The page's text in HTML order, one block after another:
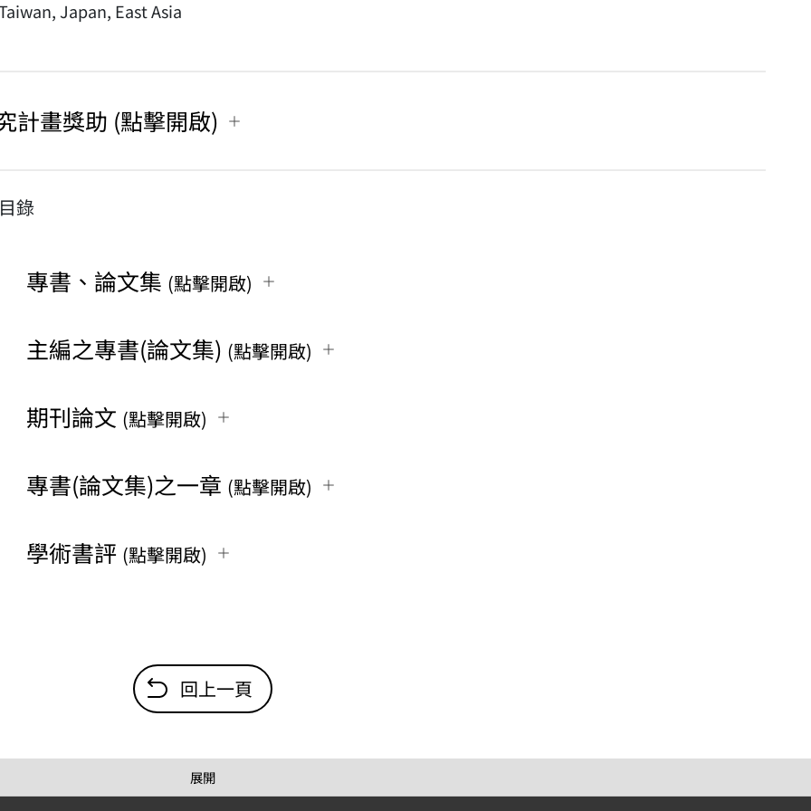
Japan, East Asia
計畫獎助 (點擊開啟)
錄
專書、論文集 (點擊開啟)
主編之專書(論文集) (點擊開啟)
期刊論文 (點擊開啟)
專書(論文集)之一章 (點擊開啟)
學術書評 (點擊開啟)
回上一頁
展開